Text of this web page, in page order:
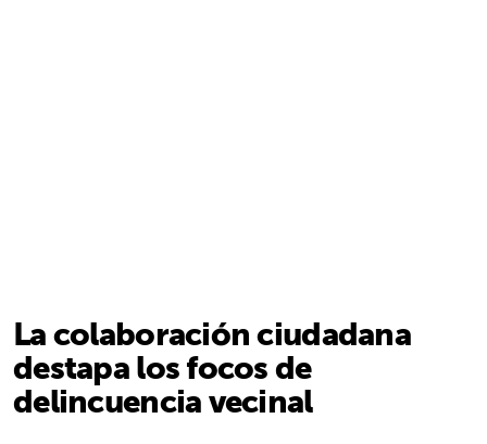
La colaboración ciudadana
destapa los focos de
delincuencia vecinal